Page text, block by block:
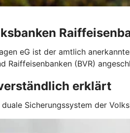
eG ist der amtlich
Raiffeisenbanken (BVR)
erklärt
Sicherungssystem der